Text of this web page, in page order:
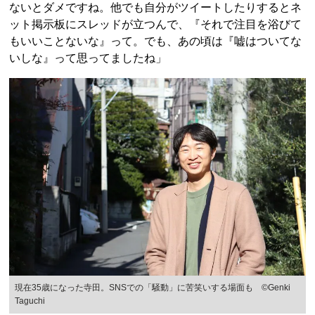
ないとダメですね。他でも自分がツイートしたりするとネ
ット掲示板にスレッドが立つんで、『それで注目を浴びて
もいいことないな』って。でも、あの頃は『嘘はついてな
いしな』って思ってましたね」
現在35歳になった寺田。SNSでの「騒動」に苦笑いする場面も ©︎Genki
Taguchi